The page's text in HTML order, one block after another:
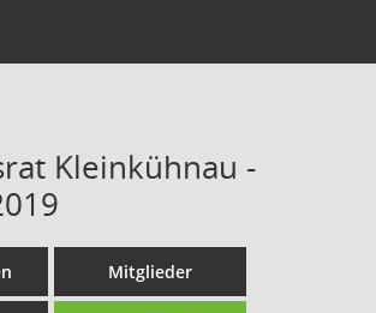
Kleinkühnau -
Mitglieder